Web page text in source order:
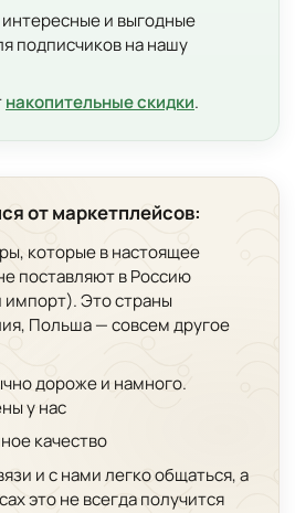
и выгодные
подписчиков на нашу
накопительные скидки.
от маркетплейсов:
которые в настоящее
поставляют в Россию
импорт). Это страны
Польша — совсем другое
дороже и намного.
у нас
качество
и с нами легко общаться, а
это не всегда получится